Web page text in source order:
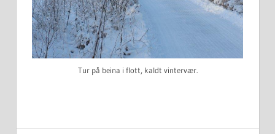
Tur på beina i flott, kaldt vintervær.